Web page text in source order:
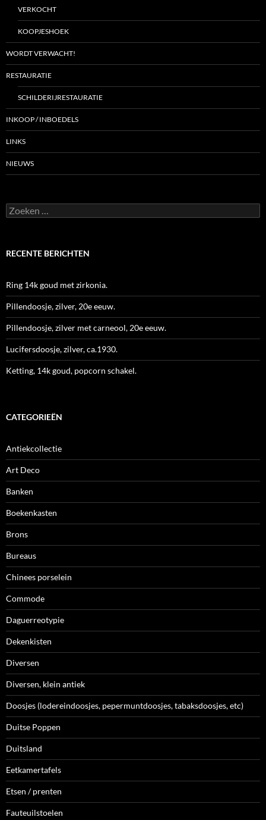
VERKOCHT
KOOPJESHOEK
WORDT VERWACHT!
RESTAURATIE
SCHILDERIJRESTAURATIE
INKOOP / INBOEDELS
LINKS
NIEUWS
Zoeken
naar:
RECENTE BERICHTEN
Ring 14k goud met zirkonia.
Pillendoosje, zilver, 20e eeuw.
Pillendoosje, zilver met carneool, 20e eeuw.
Lucifersdoosje, zilver, ca.1930.
Ketting, 14k goud, popcorn schakel.
CATEGORIEËN
Antiekcollectie
Art Deco
Banken
Boekenkasten
Brons
Bureaus
Chinees porselein
Commode
Daguerreotypie
Dekenkisten
Diversen
Diversen, klein antiek
Doosjes (lodereindoosjes, pepermuntdoosjes, tabaksdoosjes, etc)
Duitse Poppen
Duitsland
Eetkamertafels
Etsen / prenten
Fauteuilstoelen